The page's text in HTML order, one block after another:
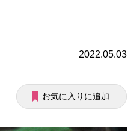
2022.05.03
お気に入りに追加